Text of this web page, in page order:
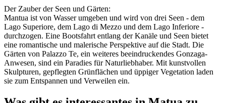
Der Zauber der Seen und Gärten:
Mantua ist von Wasser umgeben und wird von drei Seen - dem
Lago Superiore, dem Lago di Mezzo und dem Lago Inferiore -
durchzogen. Eine Bootsfahrt entlang der Kanäle und Seen bietet
eine romantische und malerische Perspektive auf die Stadt. Die
Gärten von Palazzo Te, ein weiteres beeindruckendes Gonzaga-
Anwesen, sind ein Paradies für Naturliebhaber. Mit kunstvollen
Skulpturen, gepflegten Grünflächen und üppiger Vegetation laden
sie zum Entspannen und Verweilen ein.